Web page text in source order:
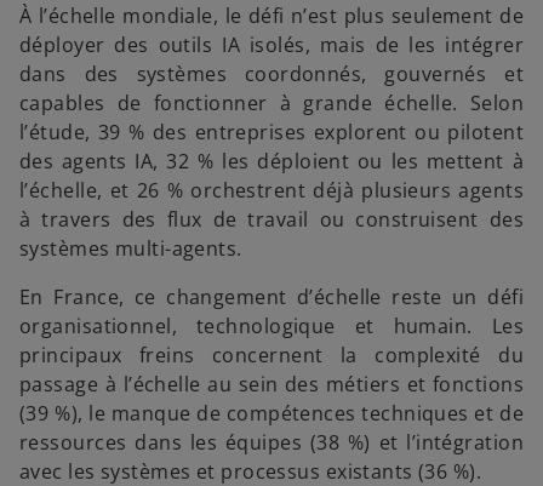
À l’échelle mondiale, le défi n’est plus seulement de
déployer des outils IA isolés, mais de les intégrer
dans des systèmes coordonnés, gouvernés et
capables de fonctionner à grande échelle. Selon
l’étude, 39 % des entreprises explorent ou pilotent
des agents IA, 32 % les déploient ou les mettent à
l’échelle, et 26 % orchestrent déjà plusieurs agents
à travers des flux de travail ou construisent des
systèmes multi-agents.
En France, ce changement d’échelle reste un défi
organisationnel, technologique et humain. Les
principaux freins concernent la complexité du
passage à l’échelle au sein des métiers et fonctions
(39 %), le manque de compétences techniques et de
ressources dans les équipes (38 %) et l’intégration
avec les systèmes et processus existants (36 %).